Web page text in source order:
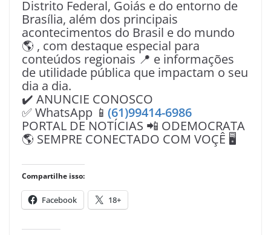
Distrito Federal, Goiás e do entorno de
Brasília, além dos principais
acontecimentos do Brasil e do mundo
🌎 , com destaque especial para
conteúdos regionais 📍 e informações
de utilidade pública que impactam o seu
dia a dia.
✔️ ANUNCIE CONOSCO
✅ WhatsApp 📱 (61)99414-6986
PORTAL DE NOTÍCIAS 📲 ODEMOCRATA
🌎 SEMPRE CONECTADO COM VOÇÊ 🖥️
Compartilhe isso:
Facebook 18+